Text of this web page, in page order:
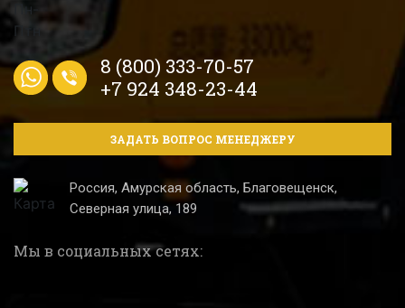
8 (800) 333-70-57
+7 924 348-23-44
ЗАДАТЬ ВОПРОС МЕНЕДЖЕРУ
Россия, Амурская область, Благовещенск,
Северная улица, 189
Мы в социальных сетях: